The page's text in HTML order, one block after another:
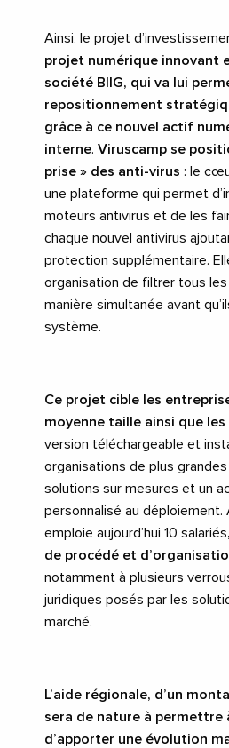
Ainsi, le projet
projet numérique innovant
société BIIG, qui va lui
repositionnement
grâce à ce nouvel actif
interne. Viruscamp se
prise » des anti-virus : le
une plateforme qui permet
moteurs antivirus et de les
chaque nouvel antivirus
protection supplémentaire.
organisation de filtrer tous
manière simultanée avant
système.
Ce projet cible les
moyenne taille ainsi que
version téléchargeable et
organisations de plus
solutions sur mesures et un
personnalisé au déploiement.
emploie aujourd’hui 10 salariés
de procédé et
notamment à plusieurs
juridiques posés par les
marché.
L’aide régionale, d’un
sera de nature à permettre
d’apporter une évolution